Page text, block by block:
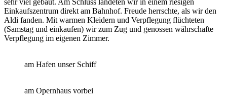
Einkaufszentrum direkt am Bahnhof. Freude herrschte, als wir den
Aldi fanden. Mit warmen Kleidern und Verpflegung flüchteten
(Samstag und einkaufen) wir zum Zug und genossen währschafte
Verpflegung im eigenen Zimmer.
am Hafen unser Schiff
am Opernhaus vorbei